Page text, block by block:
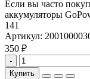
Если вы часто
аккумуляторы
141
Артикул:
350 ₽
-
Купить